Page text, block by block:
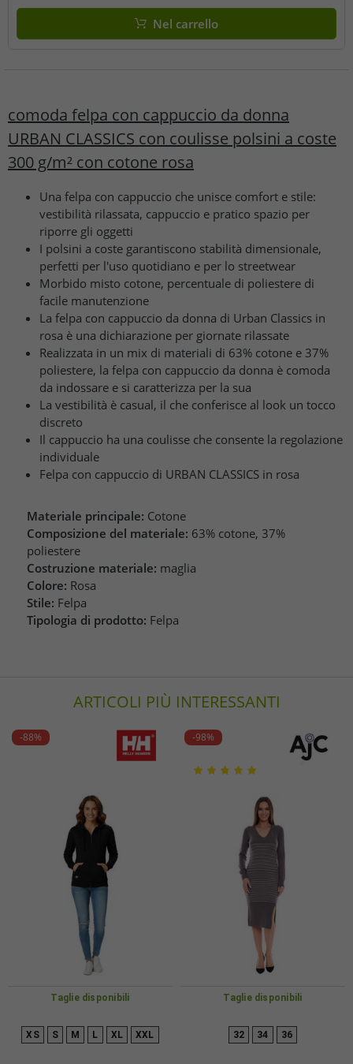
Nel carrello
comoda felpa con cappuccio da donna
URBAN CLASSICS con coulisse polsini a coste
300 g/m² con cotone rosa
Una felpa con cappuccio che unisce comfort e stile:
vestibilità rilassata, cappuccio e pratico spazio per
riporre gli oggetti
I polsini a coste garantiscono stabilità dimensionale,
perfetti per l'uso quotidiano e per lo streetwear
Morbido misto cotone, percentuale di poliestere di
facile manutenzione
La felpa con cappuccio da donna di Urban Classics in
rosa è una dichiarazione per giornate rilassate
Realizzata in un mix di materiali di 63% cotone e 37%
poliestere, la felpa con cappuccio da donna è comoda
da indossare e si caratterizza per la sua
La vestibilità è casual, il che conferisce al look un tocco
discreto
Il cappuccio ha una coulisse che consente la regolazione
individuale
Felpa con cappuccio di URBAN CLASSICS in rosa
Materiale principale: Cotone
Composizione del materiale: 63% cotone, 37%
poliestere
Costruzione materiale: maglia
Colore: Rosa
Stile: Felpa
Tipologia di prodotto: Felpa
ARTICOLI PIÙ INTERESSANTI
-88%
Taglie disponibili
XS S M L XL XXL
-98%
Taglie disponibili
32 34 36